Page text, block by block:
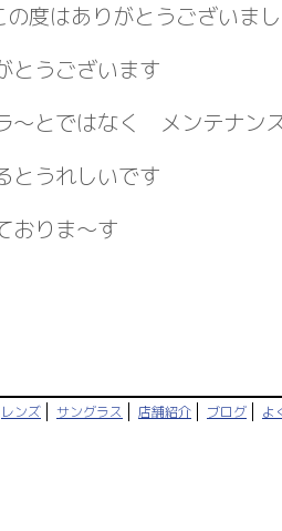
度はありがとうございま
とうございます
～とではなく メンテナン
とうれしいです
おりま～す
レンズ サングラス 店舗紹介 ブログ よ